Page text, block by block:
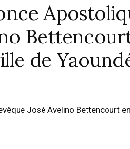
de
José Avelino Bettencourt